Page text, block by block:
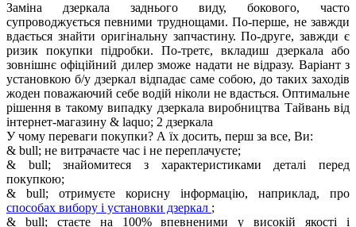
Заміна дзеркала заднього виду, бокового, часто
супроводжується певними труднощами. По-перше, не завжди
вдається знайти оригінальну запчастину. По-друге, завжди є
ризик покупки підробки. По-третє, вкладиш дзеркала або
зовнішнє офіційний дилер зможе надати не відразу. Варіант з
установкою б/у дзеркал відпадає саме собою, до таких заходів
жоден поважаючий себе водій ніколи не вдасться. Оптимальне
рішення в такому випадку дзеркала виробництва Тайвань від
інтернет-магазину & ​​laquo; 2 дзеркала
У чому переваги покупки? А їх досить, перш за все, Ви:
& bull; не витрачаєте час і не переплачуєте;
& bull; знайомитеся з характеристиками деталі перед
покупкою;
& bull; отримуєте корисну інформацію, наприклад, про
способах вибору і установки дзеркал ;
& bull; стаєте на 100% впевненими у високій якості і